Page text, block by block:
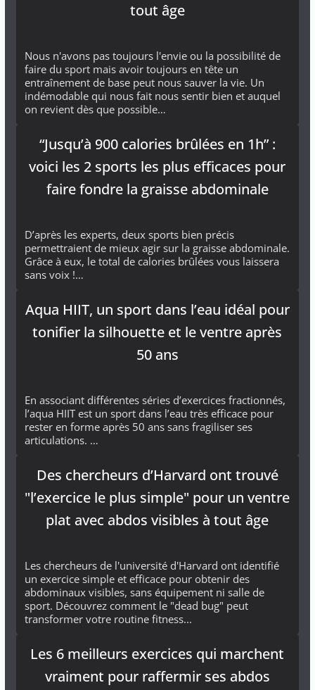
tout âge
Nous n'avons pas toujours l'envie ou la possibilité de
faire du sport mais avoir toujours en tête un
entraînement de base peut nous sauver la vie. Un
indémodable qui nous fait nous sentir bien et auquel
on revient dès que possible…
“Jusqu’à 900 calories brûlées en 1h” :
voici les 2 sports les plus efficaces pour
faire fondre la graisse abdominale
D’après les experts, deux sports bien précis
permettraient de mieux agir sur la graisse abdominale.
Grâce à eux, le total de calories brûlées vous laissera
sans voix !…
Aqua HIIT, un sport dans l’eau idéal pour
tonifier la silhouette et le ventre après
50 ans
En associant différentes séries d’exercices fractionnés,
l’aqua HIIT est un sport dans l’eau très efficace pour
rester en forme après 50 ans sans fragiliser ses
articulations. …
Des chercheurs d’Harvard ont trouvé
"l’exercice le plus simple" pour un ventre
plat avec abdos visibles à tout âge
Les chercheurs de l'université d'Harvard ont identifié
un exercice simple et efficace pour obtenir des
abdominaux visibles, sans équipement ni salle de
sport. Découvrez comment le "dead bug" peut
transformer votre routine fitness...
Les 6 meilleurs exercices qui marchent
vraiment pour raffermir ses abdos